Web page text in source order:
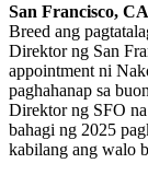
San Francisco, CA
Breed ang
Direktor ng San
appointment ni
paghahanap sa
Direktor ng SFO
bahagi ng 2025
kabilang ang walo